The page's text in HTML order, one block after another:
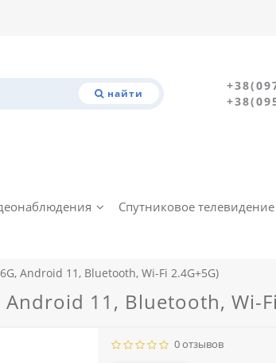
найти
Спутниковое телевидение
Android 11, Bluetooth, Wi-Fi 2.4G+5G)
Android 11, Bluetooth, Wi-
0 отзывов